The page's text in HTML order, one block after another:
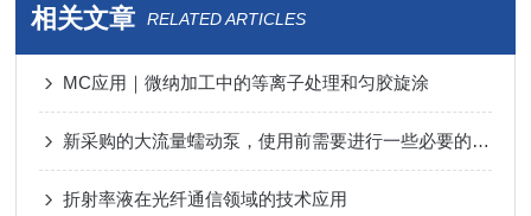
相关文章 RELATED ARTICLES
MC应用｜微纳加工中的等离子处理和匀胶旋涂
新采购的大流量蠕动泵，使用前需要进行一些必要的检查
折射率液在光纤通信领域的技术应用